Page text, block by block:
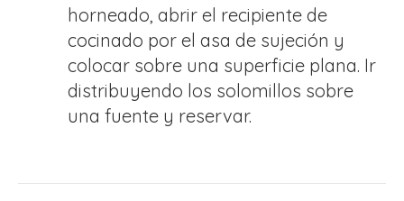
horneado, abrir el recipiente de
cocinado por el asa de sujeción y
colocar sobre una superficie plana. Ir
distribuyendo los solomillos sobre
una fuente y reservar.